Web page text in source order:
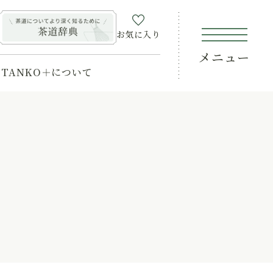
お気に入り
メニュー
TANKO＋について